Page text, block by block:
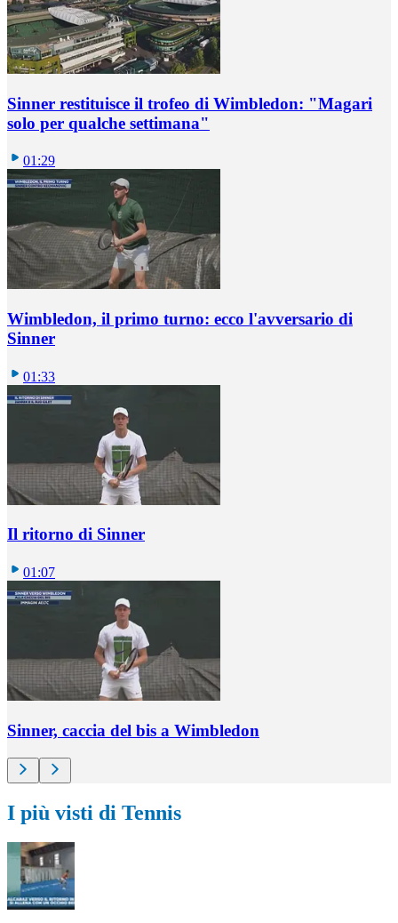
Sinner restituisce il trofeo di Wimbledon: "Magari
solo per qualche settimana"
01:29
Wimbledon, il primo turno: ecco l'avversario di
Sinner
01:33
Il ritorno di Sinner
01:07
Sinner, caccia del bis a Wimbledon
I più visti di Tennis